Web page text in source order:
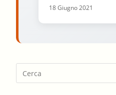
18 Giugno 2021